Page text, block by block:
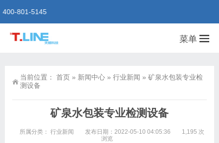
801-5145
菜单
当前位置： 首页 » 新闻中心 » 行业新闻 » 矿泉水包装专业检
测设备
矿泉水包装专业检测设备
所属分类： 行业新闻 发布日期：2022-05-10 04:05:36
1,195 次
浏览